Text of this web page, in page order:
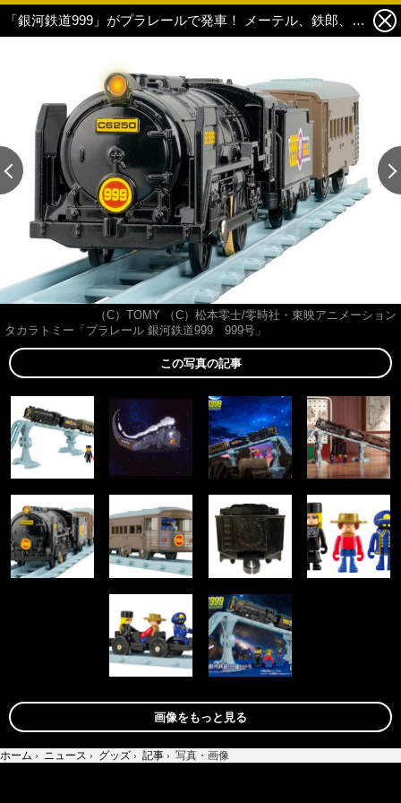
「銀河鉄道999」がプラレールで発車！ メーテル、鉄郎、車掌のプラキッズも付属☆ こだわり満載 5枚目の写真・画像
（C）TOMY （C）松本零士/零時社・東映アニメーション
タカラトミー「プラレール 銀河鉄道999 999号」
この写真の記事
画像をもっと見る
ホーム › ニュース › グッズ › 記事 › 写真・画像